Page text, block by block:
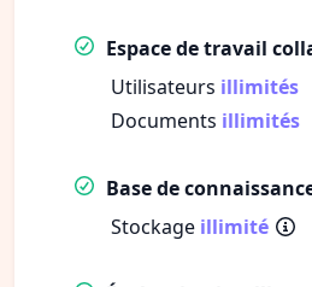
Espace de travail
Utilisateurs illimités
Documents illimités
Base de
Stockage illimité